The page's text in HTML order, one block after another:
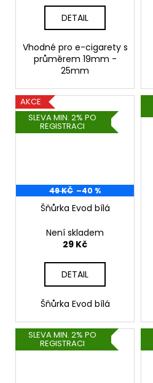
DETAIL
Vhodné pro e-cigarety s
průměrem 19mm -
25mm
AKCE
SLEVA MIN. 2% PO
REGISTRACI
49 KČ –40 %
Šňůrka Evod bílá
Není skladem
29 Kč
DETAIL
Šňůrka Evod bílá
SLEVA MIN. 2% PO
REGISTRACI